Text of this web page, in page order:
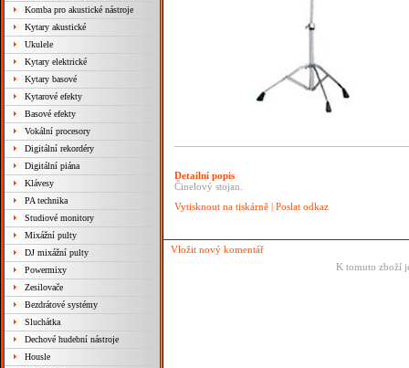
Komba pro akustické nástroje
Kytary akustické
Ukulele
Kytary elektrické
Kytary basové
Kytarové efekty
Basové efekty
Vokální procesory
Digitální rekordéry
Digitální piána
Klávesy
PA technika
Studiové monitory
Mixážní pulty
DJ mixážní pulty
Powermixy
Zesilovače
Bezdrátové systémy
Sluchátka
Dechové hudební nástroje
Housle
Detailní popis
Činelový stojan.
Vytisknout na tiskárně | Poslat odkaz
Vložit nový komentář
K tomuto zboží